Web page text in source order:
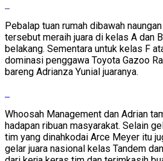
Pebalap tuan rumah dibawah
tersebut meraih juara di kelas A dan
belakang. Sementara untuk kelas F
dominasi penggawa Toyota Gazoo
bareng Adrianza Yunial juaranya.
Whoosah Management dan Adrian
hadapan ribuan masyarakat. Selain
tim yang dinahkodai Arce Meyer itu
gelar juara nasional kelas Tandem